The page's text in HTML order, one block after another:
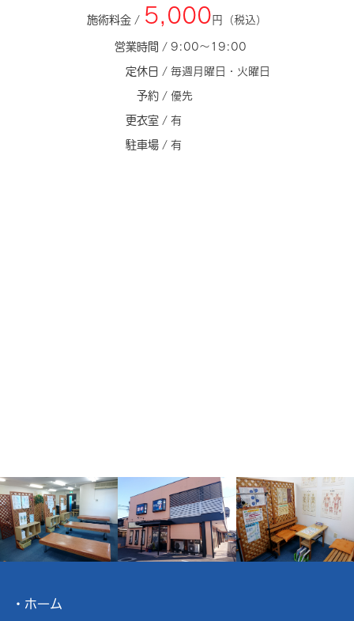
施術料金 / 5,000円（税込）
営業時間 / 9:00～19:00
定休日 / 毎週月曜日・火曜日
予約 / 優先
更衣室 / 有
駐車場 / 有
ホーム